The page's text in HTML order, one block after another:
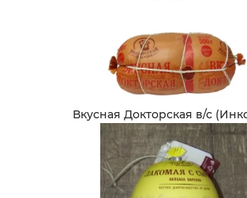
Вкусная Докторская в/с